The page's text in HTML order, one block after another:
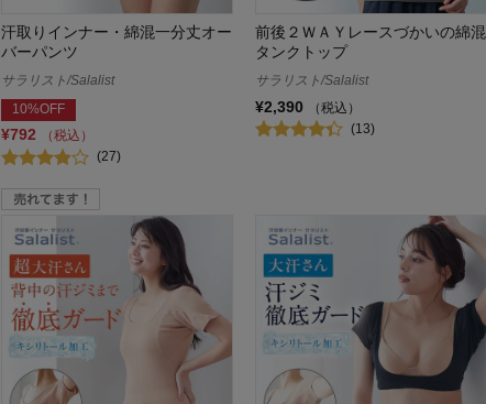
汗取りインナー・綿混一分丈オー
バーパンツ
サラリスト/Salalist
10%OFF
¥792
（税込）
(27)
前後２ＷＡＹレースづかいの綿混
タンクトップ
サラリスト/Salalist
¥2,390
（税込）
(13)